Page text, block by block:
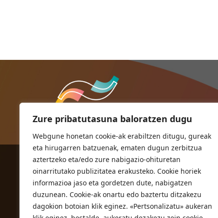
Zure pribatutasuna baloratzen dugu
Webgune honetan cookie-ak erabiltzen ditugu, gureak
eta hirugarren batzuenak, ematen dugun zerbitzua
aztertzeko eta/edo zure nabigazio-ohituretan
oinarritutako publizitatea erakusteko. Cookie horiek
informazioa jaso eta gordetzen dute, nabigatzen
duzunean. Cookie-ak onartu edo baztertu ditzakezu
dagokion botoian klik eginez. «Pertsonalizatu» aukeran
ORIOKO UDALA
Herriko plaza,1
20810 Orio (Gipuzkoa)
T. 943 83 03 46